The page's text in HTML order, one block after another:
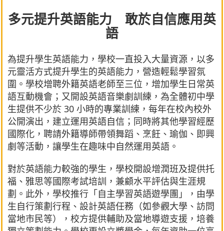
多元提升英語能力 敢於自信應用英
語
為提升學生英語能力，學校一直投入大量資源，以多
元靈活方式提升學生的英語能力，營造輕鬆學習氛
圍。學校增聘外籍英語老師至三位，增加學生日常英
語互動機會；又開設英語音樂劇訓練，為全體初中學
生提供不少於 30 小時的專業訓練，每年在校內校外
公開演出，建立運用英語自信；同時將其他學習經歷
國際化，聘請外籍導師帶領舞蹈、烹飪、瑜伽、即興
劇等活動，讓學生在趣味中自然運用英語。
對於英語能力較強的學生，學校開設增潤班及提供托
福、雅思等國際考試培訓，兼顧水平評估與生涯規
劃。此外，學校推行「自主學習英語遊學團」，由學
生自行策劃行程、設計英語任務（如參觀大學、訪問
當地市民等），校方提供輔助及當地導遊支援，培養